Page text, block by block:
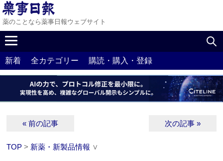
薬のことなら薬事日報ウェブサイト
新着 全カテゴリー 購読・購入・登録
« 前の記事 次の記事 »
TOP > 新薬・新製品情報 ∨